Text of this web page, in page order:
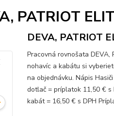
PATRIOT
DEVA, PATRIOT
Pracovná rovnošata DEVA,
nohavíc a kabátu si
na objednávku. Nápis
dotlač = príplatok 11,50 €
kabát = 16,50 € s DPH